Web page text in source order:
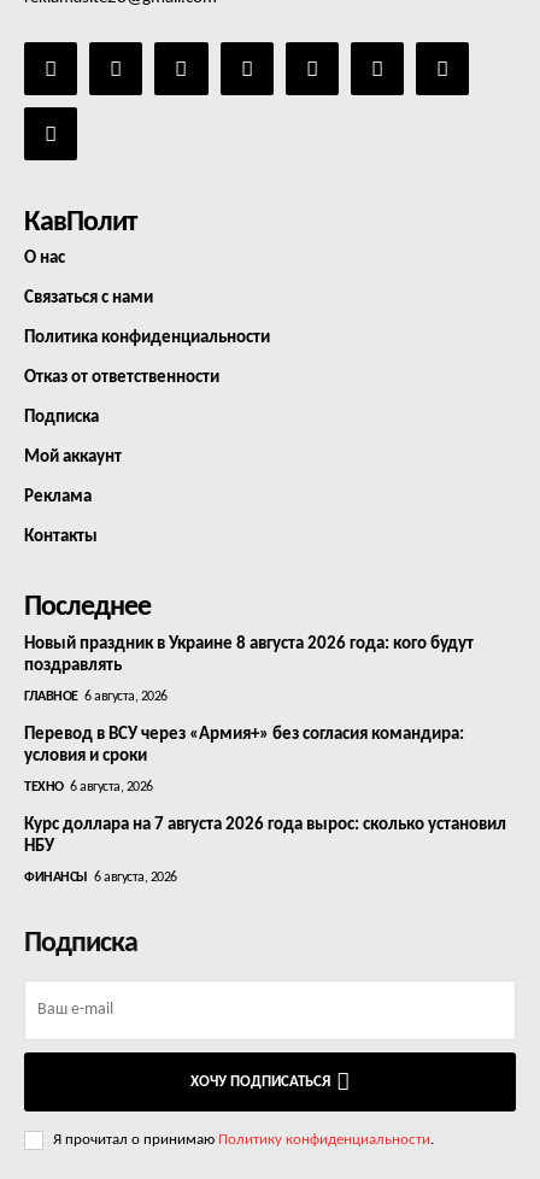
КавПолит
О нас
Связаться с нами
Политика конфиденциальности
Отказ от ответственности
Подписка
Мой аккаунт
Реклама
Контакты
Последнее
Новый праздник в Украине 8 августа 2026 года: кого будут
поздравлять
ГЛАВНОЕ 6 августа, 2026
Перевод в ВСУ через «Армия+» без согласия командира:
условия и сроки
ТЕХНО 6 августа, 2026
Курс доллара на 7 августа 2026 года вырос: сколько установил
НБУ
ФИНАНСЫ 6 августа, 2026
Подписка
ХОЧУ ПОДПИСАТЬСЯ
Я прочитал о принимаю Политику конфиденциальности.